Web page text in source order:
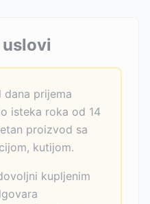
dana prijema
isteka roka od 14
proizvod sa
kutijom.
kupljenim